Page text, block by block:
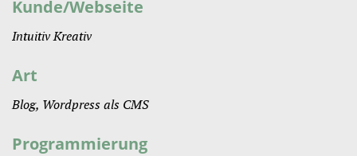
Kunde/Webseite
Intuitiv Kreativ
Art
Blog, Wordpress als CMS
Programmierung